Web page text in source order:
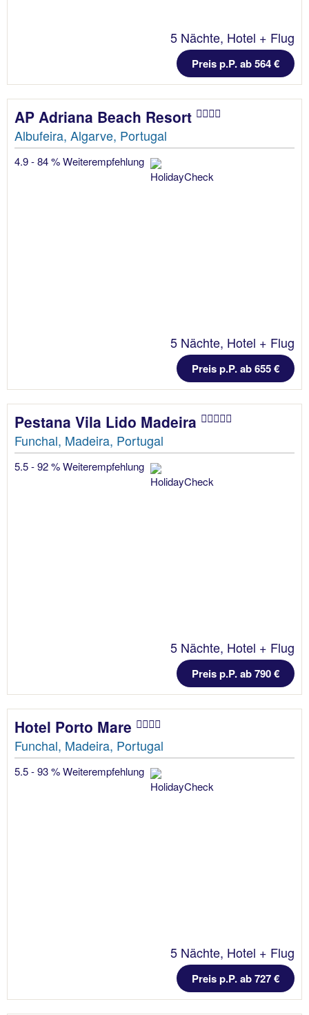
5 Nächte, Hotel + Flug
Preis p.P. ab 564 €
AP Adriana Beach Resort
Albufeira, Algarve, Portugal
4.9 - 84 % Weiterempfehlung
5 Nächte, Hotel + Flug
Preis p.P. ab 655 €
Pestana Vila Lido Madeira
Funchal, Madeira, Portugal
5.5 - 92 % Weiterempfehlung
5 Nächte, Hotel + Flug
Preis p.P. ab 790 €
Hotel Porto Mare
Funchal, Madeira, Portugal
5.5 - 93 % Weiterempfehlung
5 Nächte, Hotel + Flug
Preis p.P. ab 727 €